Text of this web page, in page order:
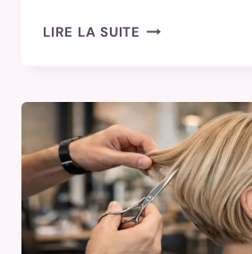
LIRE LA SUITE IDÉE
CARTILAGE,
COMPOSITIONS
—
COMMENT
CHOISIR
SELON